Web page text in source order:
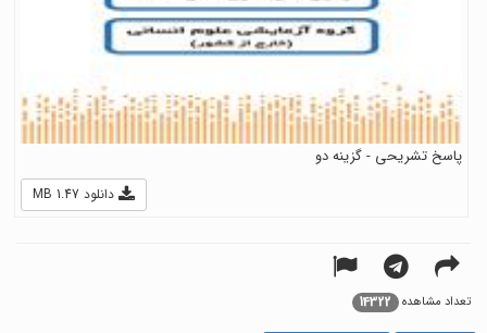
پاسخ تشریحی - گزینه دو
دانلود 1.47 MB
تعداد مشاهده 14322